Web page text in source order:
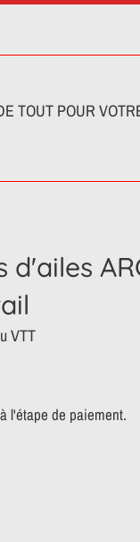
TOUT POUR
d'ailes
VTT
l'étape de paiement.